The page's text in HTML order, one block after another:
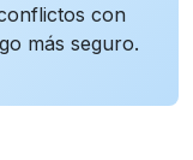
con
más seguro.